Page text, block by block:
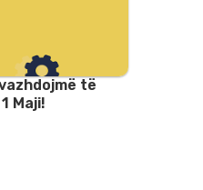
të
Maji!